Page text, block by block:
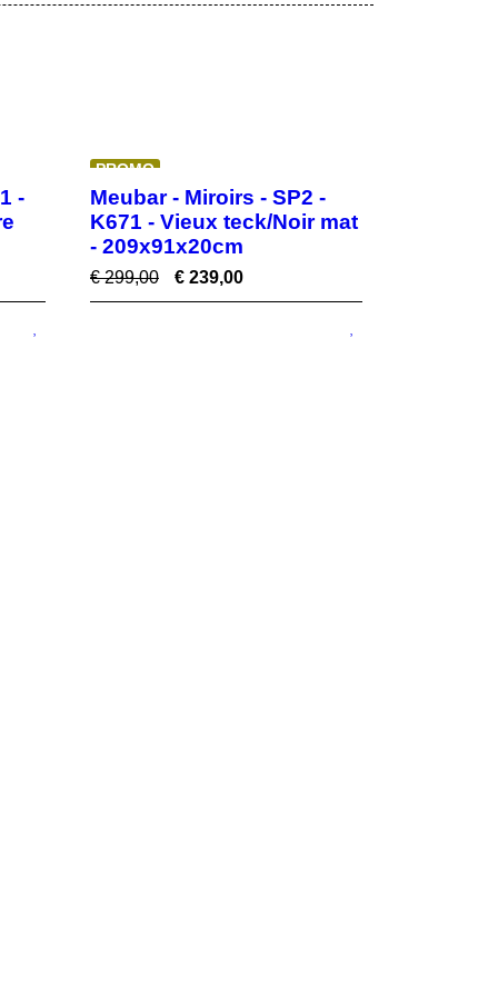
-
PROMO
Meubar - Miroirs - SP2 -
K671 - Vieux teck/Noir mat
- 209x91x20cm
€299,00 € 239,00